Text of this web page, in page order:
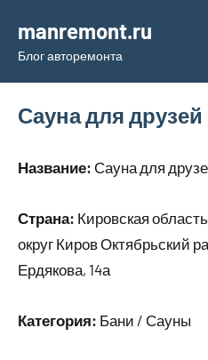
содержимому
manremont.ru
Блог авторемонта
Сауна для друзей
Название: Сауна для
Страна: Кировская
округ Киров Октябрьский
Ердякова, 14а
Категория: Бани / Сауны